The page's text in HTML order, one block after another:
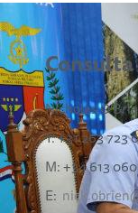
Nicholas
T: +31 263 723
M: +34 613
E: